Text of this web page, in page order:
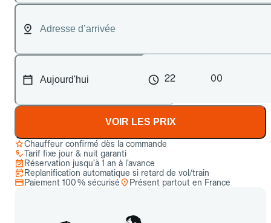
22 00
VOIR LES PRIX
Chauffeur confirmé dès la commande
Tarif fixe jour & nuit garanti
Réservation jusqu’à 1 an à l’avance
Replanification automatique si retard de vol/train
Paiement 100 % sécurisé
Présent partout en France